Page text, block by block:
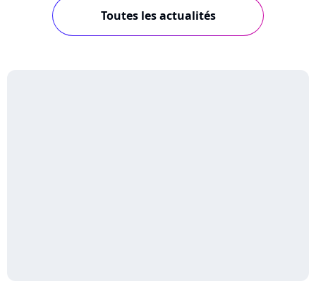
Toutes les actualités